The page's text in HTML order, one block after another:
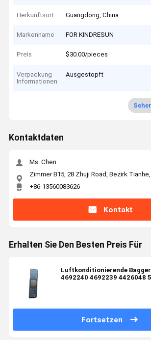
Herkunftsort Guangdong, China
Markenname FOR KINDRESUN
Preis $30.00/pieces
Verpackung
Informationen
Ausgestopft
Kontaktdaten
Ms. Chen
Zimmer B15, 28 Zhuji Road, Bezirk
+86-13560083626
Kontakt
Erhalten Sie Den Besten Preis Für
Luftkonditionierende
4692240 4692239 4426048
Fortsetzen